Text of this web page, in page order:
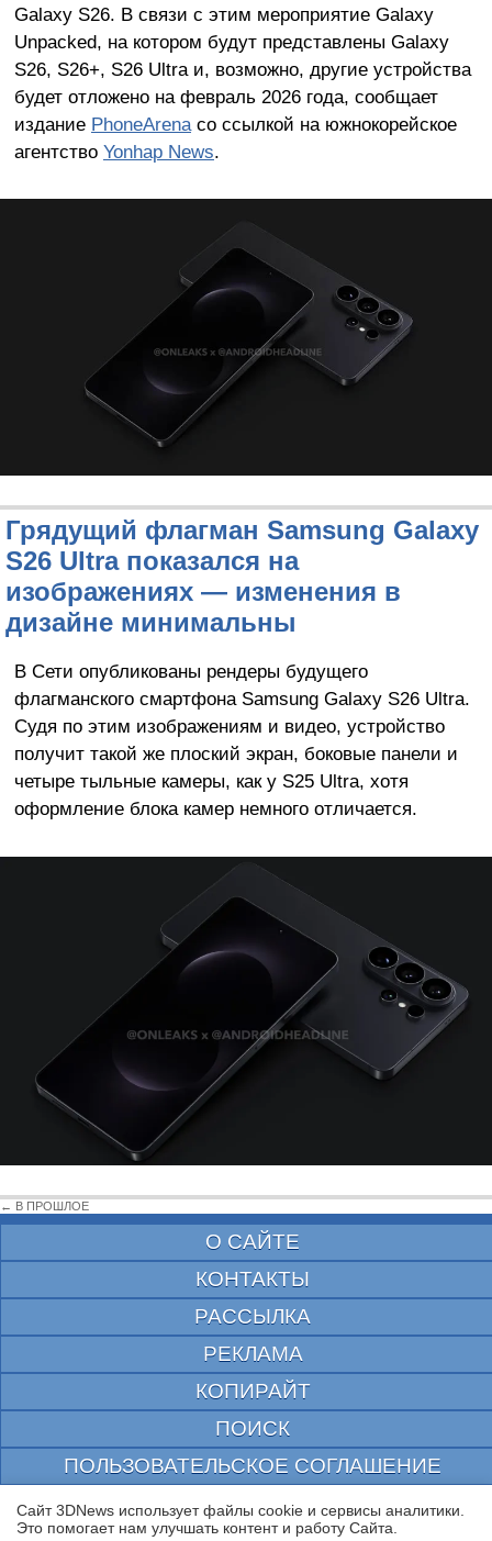
Galaxy S26. В связи с этим мероприятие Galaxy
Unpacked, на котором будут представлены Galaxy
S26, S26+, S26 Ultra и, возможно, другие устройства
будет отложено на февраль 2026 года, сообщает
издание PhoneArenaсо ссылкой на южнокорейское
агентство Yonhap News.
Грядущий флагман Samsung Galaxy
S26 Ultra показался на
изображениях — изменения в
дизайне минимальны
В Сети опубликованы рендеры будущего
флагманского смартфона Samsung Galaxy S26 Ultra.
Судя по этим изображениям и видео, устройство
получит такой же плоский экран, боковые панели и
четыре тыльные камеры, как у S25 Ultra, хотя
оформление блока камер немного отличается.
← В ПРОШЛОЕ
О САЙТЕ
КОНТАКТЫ
РАССЫЛКА
РЕКЛАМА
КОПИРАЙТ
ПОИСК
ПОЛЬЗОВАТЕЛЬСКОЕ СОГЛАШЕНИЕ
ЗАЩИЩЕНО CURATOR
Сайт 3DNews использует файлы cookie и сервисы аналитики.
Это помогает нам улучшать контент и работу Cайта.